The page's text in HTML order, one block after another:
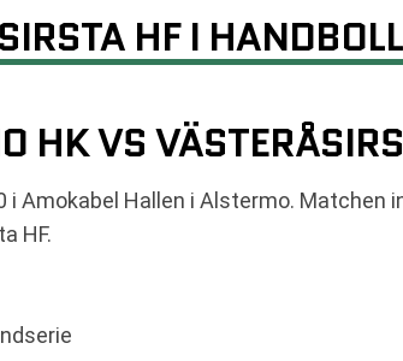
HF I
HK VS
Amokabel Hallen i Alstermo. Matchen
HF.